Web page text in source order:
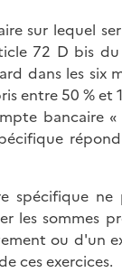
sur lequel
72 D bis
dans les six
entre 50 % et
bancaire
spécifique
les sommes
ou d'un
ces exercices.